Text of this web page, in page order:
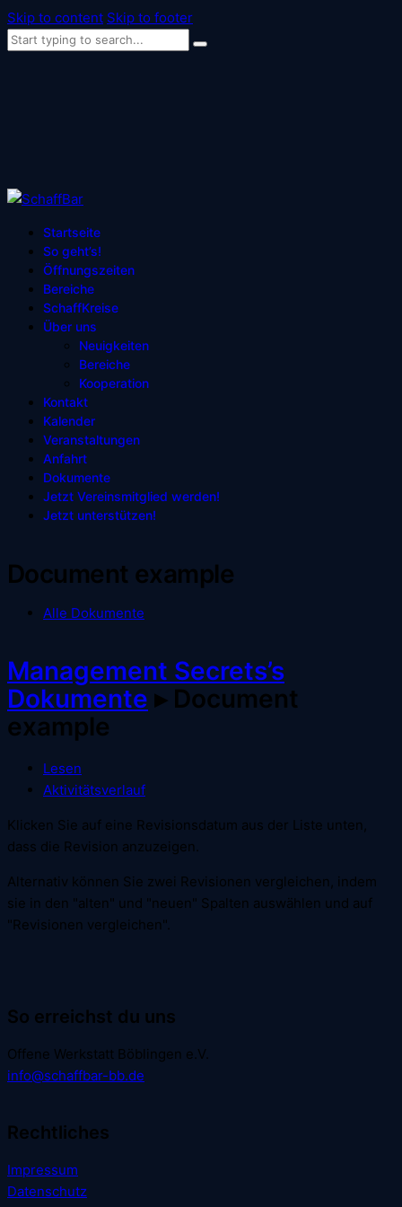
Skip to content Skip to footer
Startseite
So geht’s!
Öffnungszeiten
Bereiche
SchaffKreise
Über uns
Neuigkeiten
Bereiche
Kooperation
Kontakt
Kalender
Veranstaltungen
Anfahrt
Dokumente
Jetzt Vereinsmitglied werden!
Jetzt unterstützen!
Document example
Alle Dokumente
Management Secrets’s
Dokumente ▸ Document
example
Lesen
Aktivitätsverlauf
Klicken Sie auf eine Revisionsdatum aus der Liste unten,
dass die Revision anzuzeigen.
Alternativ können Sie zwei Revisionen vergleichen, indem
sie in den "alten" und "neuen" Spalten auswählen und auf
"Revisionen vergleichen".
So erreichst du uns
Offene Werkstatt Böblingen e.V.
info@schaffbar-bb.de
Rechtliches
Impressum
Datenschutz